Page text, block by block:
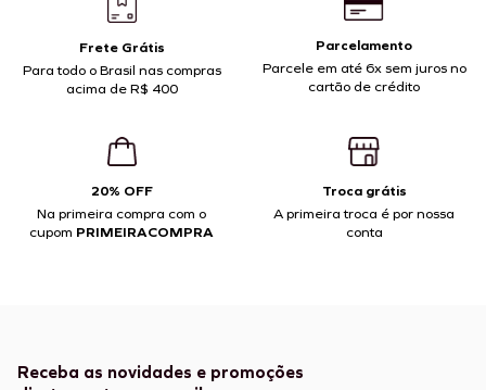
Frete Grátis
Para todo o Brasil nas compras
acima de R$ 400
Parcelamento
Parcele em até 6x sem juros no
cartão de crédito
20% OFF
Na primeira compra com o
cupom PRIMEIRACOMPRA
Troca grátis
A primeira troca é por nossa
conta
Receba as novidades e promoções